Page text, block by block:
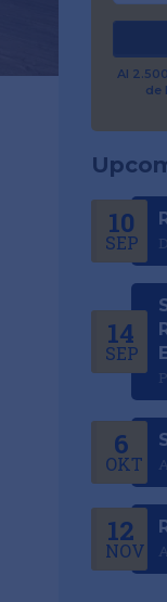
Al
de
10
SEP
14
SEP
6
OKT
12
NOV